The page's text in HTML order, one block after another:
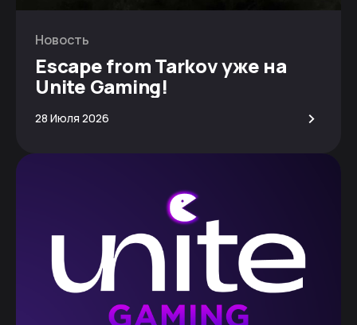
Новость
Escape from Tarkov уже на
Unite Gaming!
28 Июля 2026 >